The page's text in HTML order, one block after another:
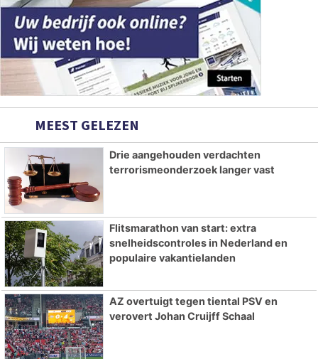
MEEST GELEZEN
Drie aangehouden verdachten
terrorismeonderzoek langer vast
Flitsmarathon van start: extra
snelheidscontroles in Nederland en
populaire vakantielanden
AZ overtuigt tegen tiental PSV en
verovert Johan Cruijff Schaal